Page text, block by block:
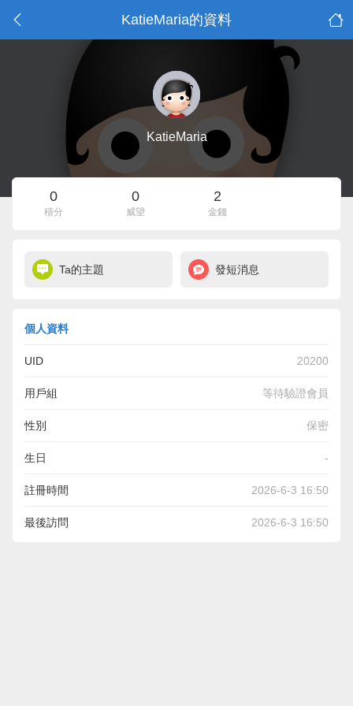
KatieMaria的資料
KatieMaria
0
積分
0
威望
2
金錢
Ta的主題 發短消息
個人資料
UID 20200
用戶組 等待驗證會員
性別 保密
生日 -
註冊時間 2026-6-3 16:50
最後訪問 2026-6-3 16:50